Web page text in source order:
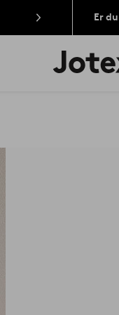
Er
Jotex’
logo